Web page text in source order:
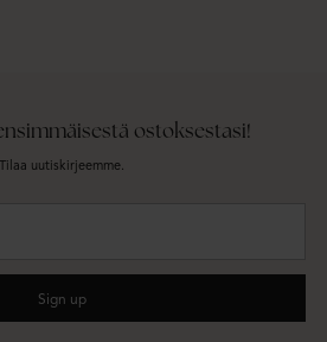
ostoksestasi!
Tilaa uutiskirjeemme.
Sign up